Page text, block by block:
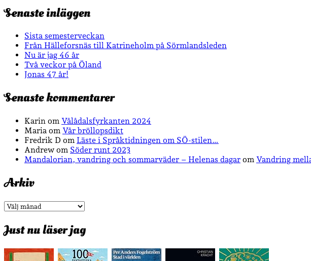
Senaste inläggen
Sista semesterveckan
Från Hälleforsnäs till Katrineholm på Sörmlandsleden
Nu är jag 46 år
Två veckor på Öland
Jonas 47 år!
Senaste kommentarer
Karin om Vålådalsfyrkanten 2024
Maria om Vår bröllopsdikt
Fredrik D om Läste i Språktidningen om SÖ-stilen…
Andrew om Söder runt 2023
Mandalorian, vandring och sommarväder – Helenas dagar om Vandring
Arkiv
Arkiv
Just nu läser jag